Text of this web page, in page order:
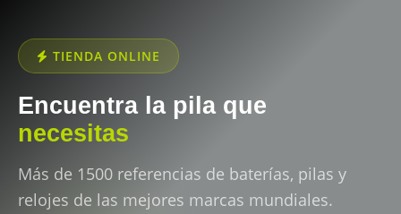
TIENDA ONLINE
Encuentra la pila que
necesitas
Más de 1500 referencias de baterías, pilas y
relojes de las mejores marcas mundiales.